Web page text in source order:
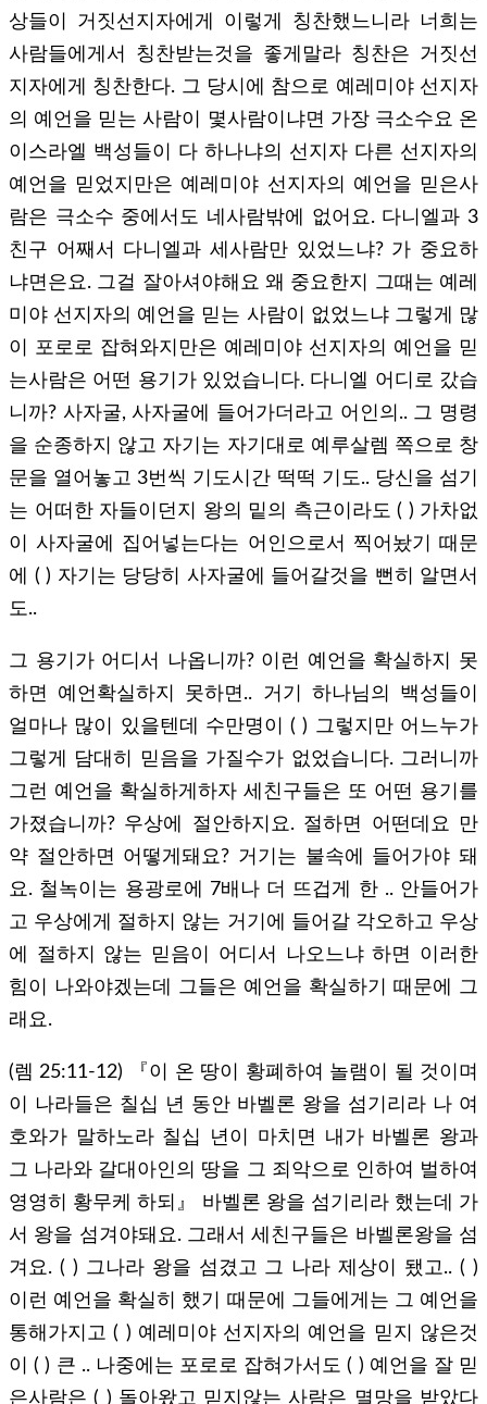
상들이 거짓선지자에게 이렇게 칭찬했느니라 너희는
사람들에게서 칭찬받는것을 좋게말라 칭찬은 거짓선
지자에게 칭찬한다. 그 당시에 참으로 예레미야 선지자
의 예언을 믿는 사람이 몇사람이냐면 가장 극소수요 온
이스라엘 백성들이 다 하나냐의 선지자 다른 선지자의
예언을 믿었지만은 예레미야 선지자의 예언을 믿은사
람은 극소수 중에서도 네사람밖에 없어요. 다니엘과 3
친구 어째서 다니엘과 세사람만 있었느냐? 가 중요하
냐면은요. 그걸 잘아셔야해요 왜 중요한지 그때는 예레
미야 선지자의 예언을 믿는 사람이 없었느냐 그렇게 많
이 포로로 잡혀와지만은 예레미야 선지자의 예언을 믿
는사람은 어떤 용기가 있었습니다. 다니엘 어디로 갔습
니까? 사자굴, 사자굴에 들어가더라고 어인의.. 그 명령
을 순종하지 않고 자기는 자기대로 예루살렘 쪽으로 창
문을 열어놓고 3번씩 기도시간 떡떡 기도.. 당신을 섬기
는 어떠한 자들이던지 왕의 밑의 측근이라도 ( ) 가차없
이 사자굴에 집어넣는다는 어인으로서 찍어놨기 때문
에 ( ) 자기는 당당히 사자굴에 들어갈것을 뻔히 알면서
도..
그 용기가 어디서 나옵니까? 이런 예언을 확실하지 못
하면 예언확실하지 못하면.. 거기 하나님의 백성들이
얼마나 많이 있을텐데 수만명이 ( ) 그렇지만 어느누가
그렇게 담대히 믿음을 가질수가 없었습니다. 그러니까
그런 예언을 확실하게하자 세친구들은 또 어떤 용기를
가졌습니까? 우상에 절안하지요. 절하면 어떤데요 만
약 절안하면 어떻게돼요? 거기는 불속에 들어가야 돼
요. 철녹이는 용광로에 7배나 더 뜨겁게 한 .. 안들어가
고 우상에게 절하지 않는 거기에 들어갈 각오하고 우상
에 절하지 않는 믿음이 어디서 나오느냐 하면 이러한
힘이 나와야겠는데 그들은 예언을 확실하기 때문에 그
래요.
(렘 25:11-12) 『이 온 땅이 황폐하여 놀램이 될 것이며
이 나라들은 칠십 년 동안 바벨론 왕을 섬기리라 나 여
호와가 말하노라 칠십 년이 마치면 내가 바벨론 왕과
그 나라와 갈대아인의 땅을 그 죄악으로 인하여 벌하여
영영히 황무케 하되』 바벨론 왕을 섬기리라 했는데 가
서 왕을 섬겨야돼요. 그래서 세친구들은 바벨론왕을 섬
겨요. ( ) 그나라 왕을 섬겼고 그 나라 제상이 됐고.. ( )
이런 예언을 확실히 했기 때문에 그들에게는 그 예언을
통해가지고 ( ) 예레미야 선지자의 예언을 믿지 않은것
이 ( ) 큰 .. 나중에는 포로로 잡혀가서도 ( ) 예언을 잘 믿
은사람은 ( ) 돌아왔고 믿지않는 사람은 멸망을 받았다